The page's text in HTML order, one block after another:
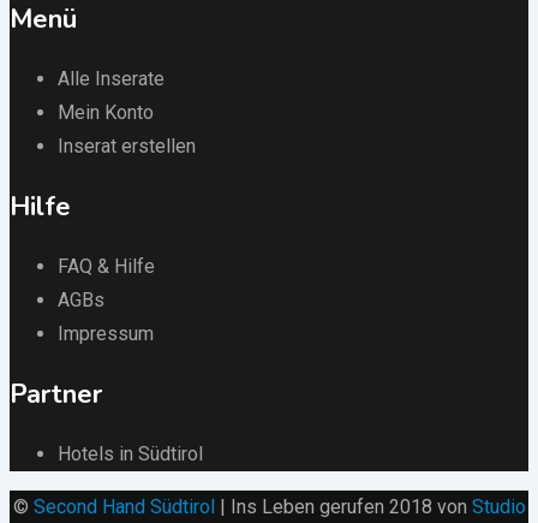
Menü
Alle Inserate
Mein Konto
Inserat erstellen
Hilfe
FAQ & Hilfe
AGBs
Impressum
Partner
Hotels in Südtirol
© Second Hand Südtirol | Ins Leben gerufen 2018 von Studio